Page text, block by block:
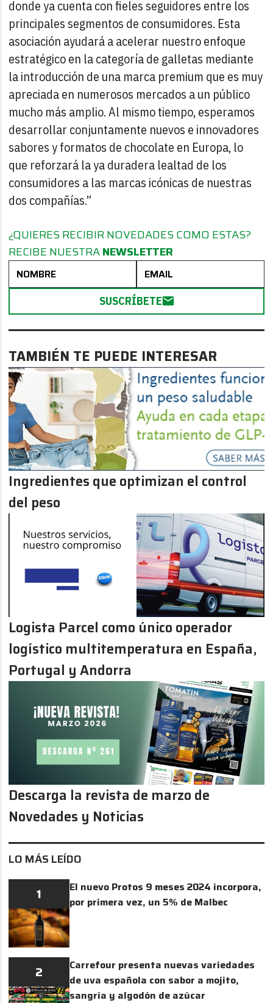
LO MÁS LEÍDO
1
El nuevo Protos 9 meses 2024 incorpora,
por primera vez, un 5% de Malbec
2
Carrefour presenta nuevas variedades
de uva española con sabor a mojito,
sangría y algodón de azúcar
donde ya cuenta con fieles seguidores entre los
principales segmentos de consumidores. Esta
asociación ayudará a acelerar nuestro enfoque
estratégico en la categoría de galletas mediante
la introducción de una marca premium que es muy
apreciada en numerosos mercados a un público
mucho más amplio. Al mismo tiempo, esperamos
desarrollar conjuntamente nuevos e innovadores
sabores y formatos de chocolate en Europa, lo
que reforzará la ya duradera lealtad de los
consumidores a las marcas icónicas de nuestras
dos compañías.”
¿QUIERES RECIBIR NOVEDADES COMO ESTAS?
RECIBE NUESTRANEWSLETTER
SUSCRÍBETE
TAMBIÉN TE PUEDE INTERESAR
Ingredientes que optimizan el control
del peso
Logista Parcel como único operador
logístico multitemperatura en España,
Portugal y Andorra
Descarga la revista de marzo de
Novedades y Noticias